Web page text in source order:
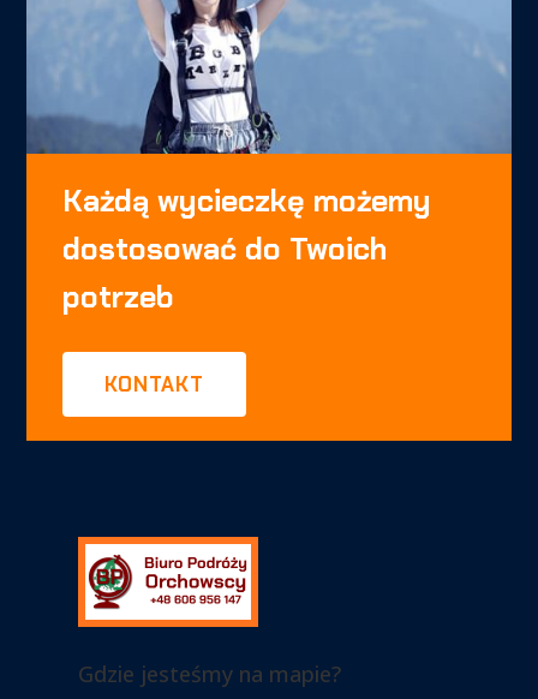
Każdą wycieczkę możemy
dostosować do Twoich
potrzeb
KONTAKT
Gdzie jesteśmy na mapie?